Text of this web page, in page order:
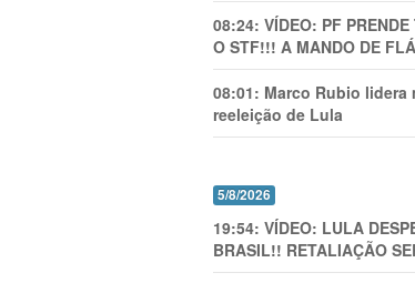
08:24: VÍDEO: PF
O STF!!! A MANDO DE
08:01: Marco Rubio lidera
reeleição de Lula
5/8/2026
19:54: VÍDEO: LULA
BRASIL!! RETALIAÇÃO